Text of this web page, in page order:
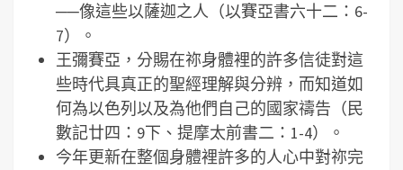
──像這些以薩迦之人（以賽亞書六十二：6-
7）。
王彌賽亞，分賜在祢身體裡的許多信徒對這
些時代具真正的聖經理解與分辨，而知道如
何為以色列以及為他們自己的國家禱告（民
數記廿四：9下、提摩太前書二：1-4）。
今年更新在整個身體裡許多的人心中對祢完